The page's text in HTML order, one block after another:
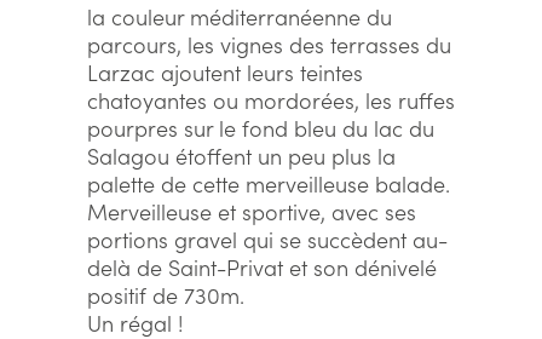
la couleur méditerranéenne du
parcours, les vignes des terrasses du
Larzac ajoutent leurs teintes
chatoyantes ou mordorées, les ruffes
pourpres sur le fond bleu du lac du
Salagou étoffent un peu plus la
palette de cette merveilleuse balade.
Merveilleuse et sportive, avec ses
portions gravel qui se succèdent au-
delà de Saint-Privat et son dénivelé
positif de 730m.
Un régal !